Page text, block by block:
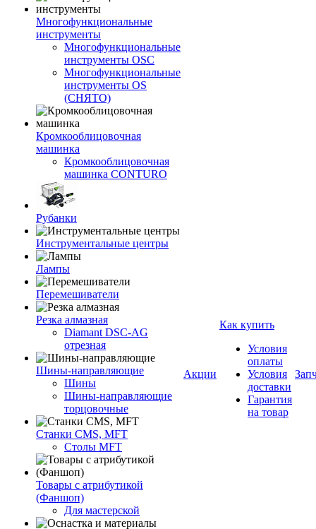
Многофункциональные
инструменты
Многофункциональные
инструменты OSC
Многофункциональные
инструменты OS
(СНЯТО)
Кромкооблицовочная
машинка
Кромкооблицовочная
машинка CONTURO
Рубанки
Инструментальные центры
Лампы
Перемешиватели
Резка алмазная
Diamant DSC-AG
отрезная
Шины-направляющие
Шины
Шины-направляющие
торцовочные
Станки CMS, MFT
Столы MFT
Товары с атрибутикой
(Фаншоп)
Для мастерской
Акции
Как купить
Условия
оплаты
Условия
доставки
Гарантия
на товар